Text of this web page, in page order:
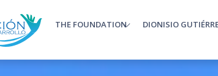
THE FOUNDATION DIONISIO